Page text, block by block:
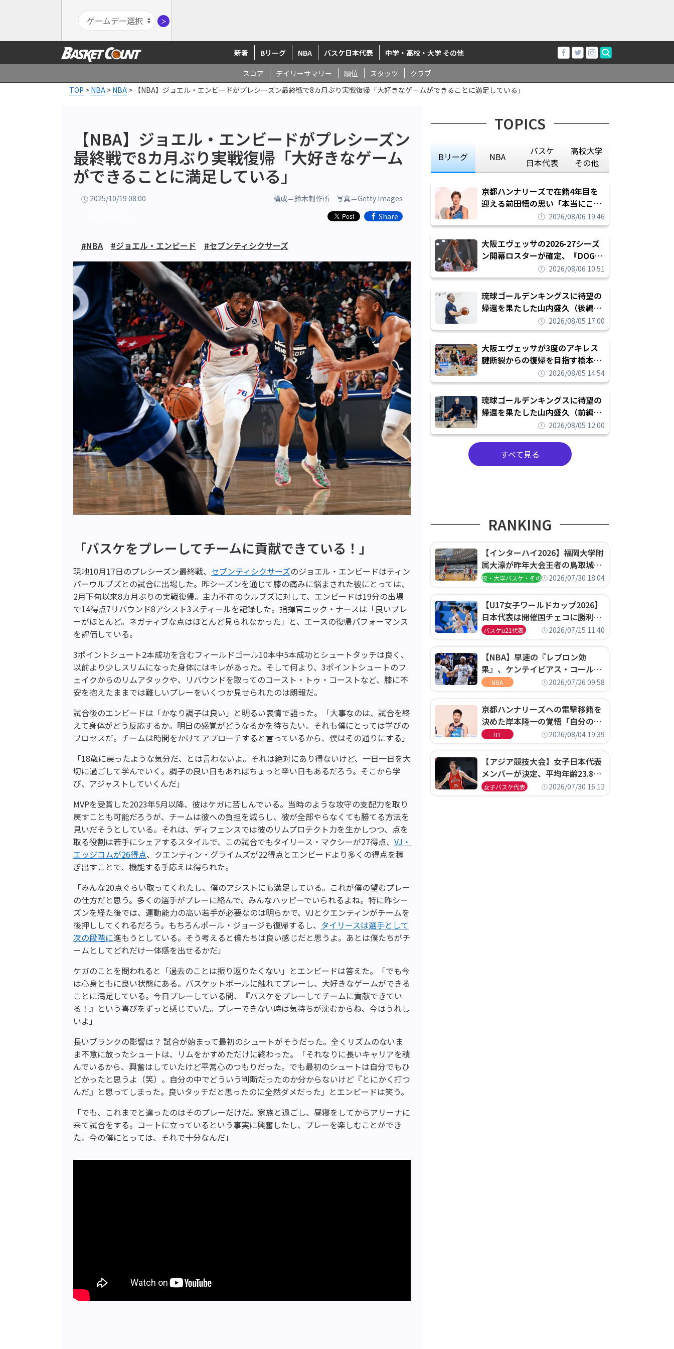
＞
新着 Bリーグ NBA バスケ日本代表 中学・高校・大学 その他
スコア デイリーサマリー 順位 スタッツ
クラブ
TOP > NBA > NBA > 【NBA】ジョエル・エンビードがプレシーズン最終戦で8カ月ぶり実戦復帰「大好きなゲームができることに満足している」
【NBA】ジョエル・エンビードがプレシーズン
最終戦で8カ月ぶり実戦復帰「大好きなゲーム
ができることに満足している」
2025/10/19 08:00 構成＝鈴木制作所 写真＝Getty Images
Share
#NBA #ジョエル・エンビード #セブンティシクサーズ
「バスケをプレーしてチームに貢献できている！」
現地10月17日のプレシーズン最終戦、 セブンティシクサーズのジョエル・エンビードはティン
バーウルブズとの試合に出場した。昨シーズンを通じて膝の痛みに悩まされた彼にとっては、
2月下旬以来8カ月ぶりの実戦復帰。主力不在のウルブズに対して、エンビードは19分の出場
で14得点7リバウンド8アシスト3スティールを記録した。指揮官ニック・ナースは「良いプレ
ーがほとんど。ネガティブな点はほとんど見られなかった」と、エースの復帰パフォーマンス
を評価している。
3ポイントシュート2本成功を含むフィールドゴール10本中5本成功とシュートタッチは良く、
以前より少しスリムになった身体にはキレがあった。そして何より、3ポイントシュートのフ
ェイクからのリムアタックや、リバウンドを取ってのコースト・トゥ・コーストなど、膝に不
安を抱えたままでは難しいプレーをいくつか見せられたのは朗報だ。
試合後のエンビードは「かなり調子は良い」と明るい表情で語った。「大事なのは、試合を終
えて身体がどう反応するか。明日の感覚がどうなるかを待ちたい。それも僕にとっては学びの
プロセスだ。チームは時間をかけてアプローチすると言っているから、僕はその通りにする」
「18歳に戻ったような気分だ、とは言わないよ。それは絶対にあり得ないけど、一日一日を大
切に過ごして学んでいく。調子の良い日もあればちょっと辛い日もあるだろう。そこから学
び、アジャストしていくんだ」
MVPを受賞した2023年5月以降、彼はケガに苦しんでいる。当時のような攻守の支配力を取り
戻すことも可能だろうが、チームは彼への負担を減らし、彼が全部やらなくても勝てる方法を
見いだそうとしている。それは、ディフェンスでは彼のリムプロテクト力を生かしつつ、点を
取る役割は若手にシェアするスタイルで、この試合でもタイリース・マクシーが27得点、 VJ・
エッジコムが26得点、クエンティン・グライムズが22得点とエンビードより多くの得点を稼
ぎ出すことで、機能する手応えは得られた。
「みんな20点ぐらい取ってくれたし、僕のアシストにも満足している。これが僕の望むプレー
の仕方だと思う。多くの選手がプレーに絡んで、みんなハッピーでいられるよね。特に昨シー
ズンを経た後では、運動能力の高い若手が必要なのは明らかで、VJとクエンティンがチームを
後押ししてくれるだろう。もちろんポール・ジョージも復帰するし、 タイリースは選手として
次の段階に進もうとしている。そう考えると僕たちは良い感じだと思うよ。あとは僕たちがチ
ームとしてどれだけ一体感を出せるかだ」
ケガのことを問われると「過去のことは振り返りたくない」とエンビードは答えた。「でも今
は心身ともに良い状態にある。バスケットボールに触れてプレーし、大好きなゲームができる
ことに満足している。今日プレーしている間、『バスケをプレーしてチームに貢献できてい
る！』という喜びをずっと感じていた。プレーできない時は気持ちが沈むからね、今はうれし
いよ」
長いブランクの影響は？ 試合が始まって最初のシュートがそうだった。全くリズムのないま
ま不意に放ったシュートは、リムをかすめただけに終わった。「それなりに長いキャリアを積
んでいるから、興奮はしていたけど平常心のつもりだった。でも最初のシュートは自分でもひ
どかったと思うよ（笑）。自分の中でどういう判断だったのか分からないけど『とにかく打つ
んだ』と思ってしまった。良いタッチだと思ったのに全然ダメだった」とエンビードは笑う。
「でも、これまでと違ったのはそのプレーだけだ。家族と過ごし、昼寝をしてからアリーナに
来て試合をする。コートに立っているという事実に興奮したし、プレーを楽しむことができ
た。今の僕にとっては、それで十分なんだ」
TOPICS
Bリーグ NBA
バスケ
日本代表
高校大学
その他
京都ハンナリーズで在籍4年目を
迎える前田悟の思い「本当にこの
チームで勝ちたい、負けたまま舐
められたまま終わりたくない」
2026/08/06 19:46
大阪エヴェッサの2026-27シーズ
ン開幕ロスターが確定、『DOG
FIGHT』のチームカルチャーを推
し進めて結果を求めるシーズンへ
2026/08/06 10:51
琉球ゴールデンキングスに待望の
帰還を果たした山内盛久（後編）
「1人のウチナーンチュとしてみ
んなが誇りに思えるチームにして
いく」
2026/08/05 17:00
大阪エヴェッサが3度のアキレス
腱断裂からの復帰を目指す橋本拓
哉と契約を締結「もう一度コート
に立ちたい」
2026/08/05 14:54
琉球ゴールデンキングスに待望の
帰還を果たした山内盛久（前編）
「キングスが積み上げてきたもの
を次の世代に繋いでいくのがやり
甲斐」
2026/08/05 12:00
すべて見る
RANKING
【インターハイ2026】福岡大学附
属大濠が昨年大会王者の鳥取城北
を撃破、大阪薫英女学院は岐阜女
高校・大学バスケ・その他2026/07/30 18:04
【U17女子ワールドカップ2026】
日本代表は開催国チェコに勝利し
て予選グループ3連勝で首位通
決定
バスケu21代表 2026/07/15 11:40
【NBA】早速の『レブロン効
果』、ケンテイビアス・コールド
ウェル・ポープがセブンティシク
NBA 2026/07/26 09:58
京都ハンナリーズへの電撃移籍を
決めた岸本隆一の覚悟「自分のエ
ゴというちっぽけなことのため
B1 2026/08/04 19:39
【アジア競技大会】女子日本代表
メンバーが決定、平均年齢23.8歳
のフレッシュなメンバーが日本開
女子バスケ代表 2026/07/30 16:12